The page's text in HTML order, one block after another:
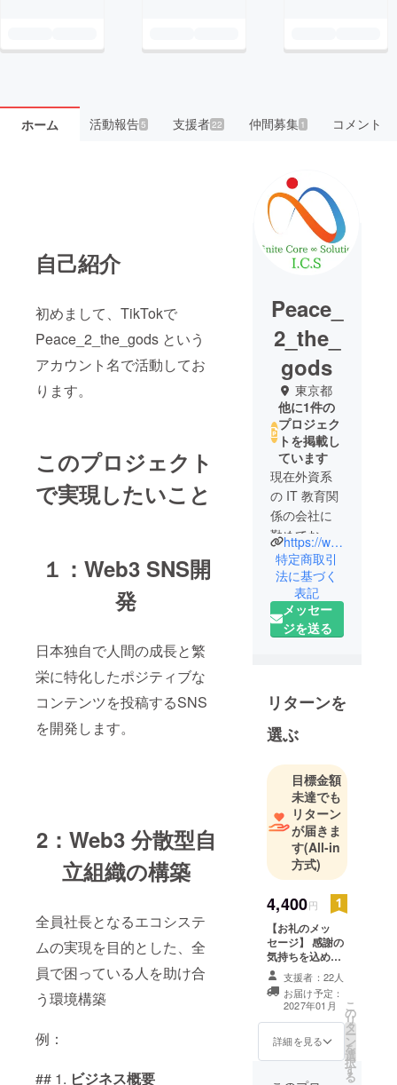
ホーム 活動報告5 支援者 22 仲間募集 1 コメント
自己紹介
初めまして、TikTokで
Peace_2_the_gods という
アカウント名で活動してお
ります。
このプロジェクト
で実現したいこと
１：Web3 SNS開
発
日本独自で人間の成長と繁
栄に特化したポジティブな
コンテンツを投稿するSNS
を開発します。
2：Web3 分散型自
立組織の構築
全員社長となるエコシステ
ムの実現を目的とした、全
員で困っている人を助け合
う環境構築
例：
## 1. ビジネス概要
Peace_
2_the_
gods
東京都
他に1件の
プロジェク
トを掲載し
ています
現在外資系
の IT 教育関
係の会社に
勤めており
ます。
近年、世界
ではAi によ
る IT の発展
がとんでも
日本は30年
以上遅れて
いると言わ
す。
義務教育で
のパソコン
教育が非常
に遅れてい
るため子供
非常に危機
感を覚えて
おります。
また、日本
のインフラ
が破綻して
いるところ
が沢山ある
ため一人一
https://www.tiktok.com/@rinne_gods_land_888
特定商取引
法に基づく
表記
メッセー
ジを送る
リターンを
選ぶ
目標金額
未達でも
リターン
が届きま
す(All-in
方式)
4,400円
【お礼のメッ
セージ】 感謝の
気持ちを込め
て、お礼のメッ
セージをお送り
します。
支援者：22人
お届け予定：
2027年01月
詳細を見る
こ
の
リ
タ
ー
ン
を
選
択
す
る